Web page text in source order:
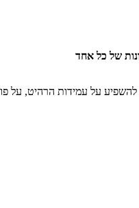
של כל אחד
על עמידות הרהיט, על